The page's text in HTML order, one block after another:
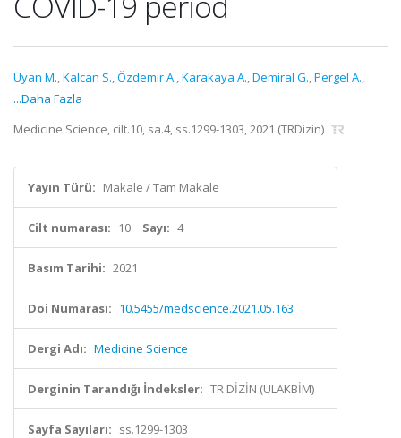
Uyan M.,Kalcan S.,Özdemir A.,Karakaya A.,Demiral G.,Pergel A.,
...Daha Fazla
Medicine Science, cilt.10, sa.4, ss.1299-1303, 2021 (TRDizin)
Yayın Türü: Makale / Tam Makale
Cilt numarası: 10 Sayı: 4
Basım Tarihi: 2021
Doi Numarası: 10.5455/medscience.2021.05.163
Dergi Adı: Medicine Science
Derginin Tarandığı İndeksler: TR DİZİN (ULAKBİM)
Sayfa Sayıları: ss.1299-1303